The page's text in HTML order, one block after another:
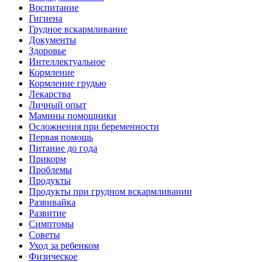
Воспитание
Гигиена
Грудное вскармливание
Документы
Здоровье
Интеллектуальное
Кормление
Кормление грудью
Лекарства
Личный опыт
Мамины помощники
Осложнения при беременности
Первая помощь
Питание до года
Прикорм
Проблемы
Продукты
Продукты при грудном вскармливании
Развивайка
Развитие
Симптомы
Советы
Уход за ребенком
Физическое